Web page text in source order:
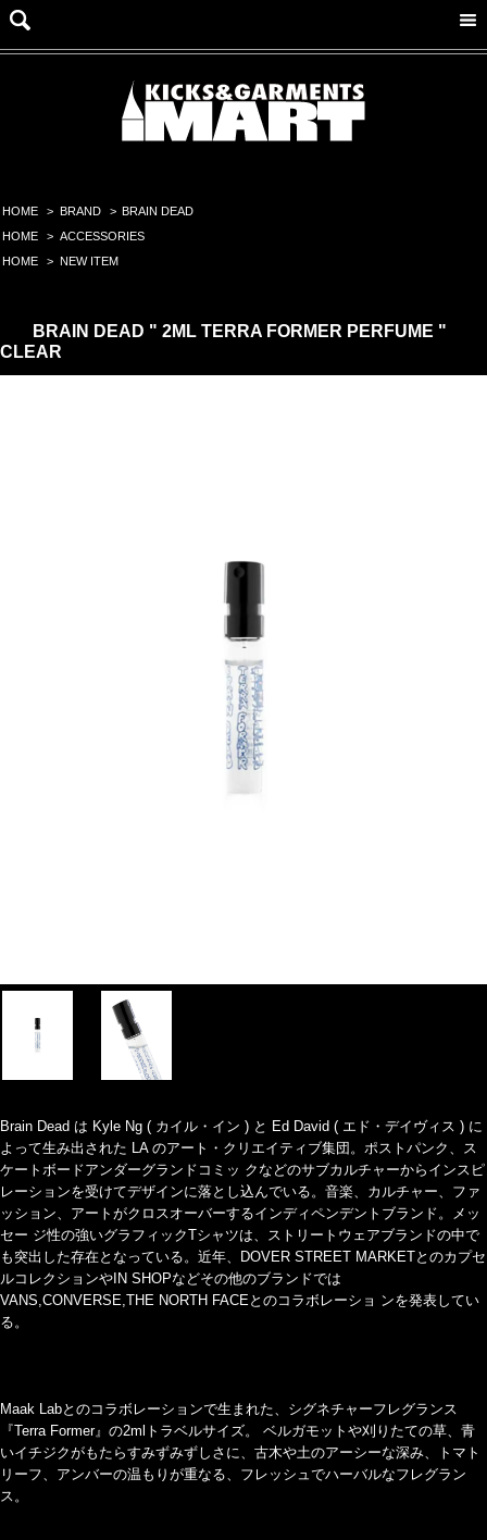
HOME > BRAND > BRAIN DEAD
HOME
> ACCESSORIES
HOME
> NEW ITEM
BRAIN DEAD " 2ML TERRA FORMER PERFUME "
CLEAR
Brain Dead は Kyle Ng ( カイル・イン ) と Ed David ( エド・デイヴィス ) に
よって生み出された LA のアート・クリエイティブ集団。ポストパンク、ス
ケートボードアンダーグランドコミッ クなどのサブカルチャーからインスピ
レーションを受けてデザインに落とし込んでいる。音楽、カルチャー、ファ
ッション、アートがクロスオーバーするインディペンデントブランド。メッ
セー ジ性の強いグラフィックTシャツは、ストリートウェアブランドの中で
も突出した存在となっている。近年、DOVER STREET MARKETとのカプセ
ルコレクションやIN SHOPなどその他のブランドでは
VANS,CONVERSE,THE NORTH FACEとのコラボレーショ ンを発表してい
る。
Maak Labとのコラボレーションで生まれた、シグネチャーフレグランス
『Terra Former』の2mlトラベルサイズ。 ベルガモットや刈りたての草、青
いイチジクがもたらすみずみずしさに、古木や土のアーシーな深み、トマト
リーフ、アンバーの温もりが重なる、フレッシュでハーバルなフレグラン
ス。